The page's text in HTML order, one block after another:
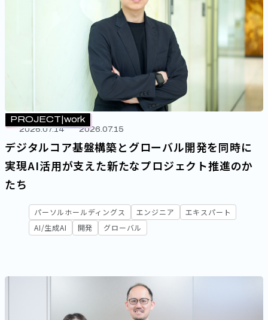
PROJECT work
2026.07.14 2026.07.15
デジタルコア基盤構築とグローバル開発を同時に
実現――AI活用が支えた新たなプロジェクト推進のか
たち
パーソルホールディングス エンジニア
エキスパート
AI/生成AI
開発 グローバル